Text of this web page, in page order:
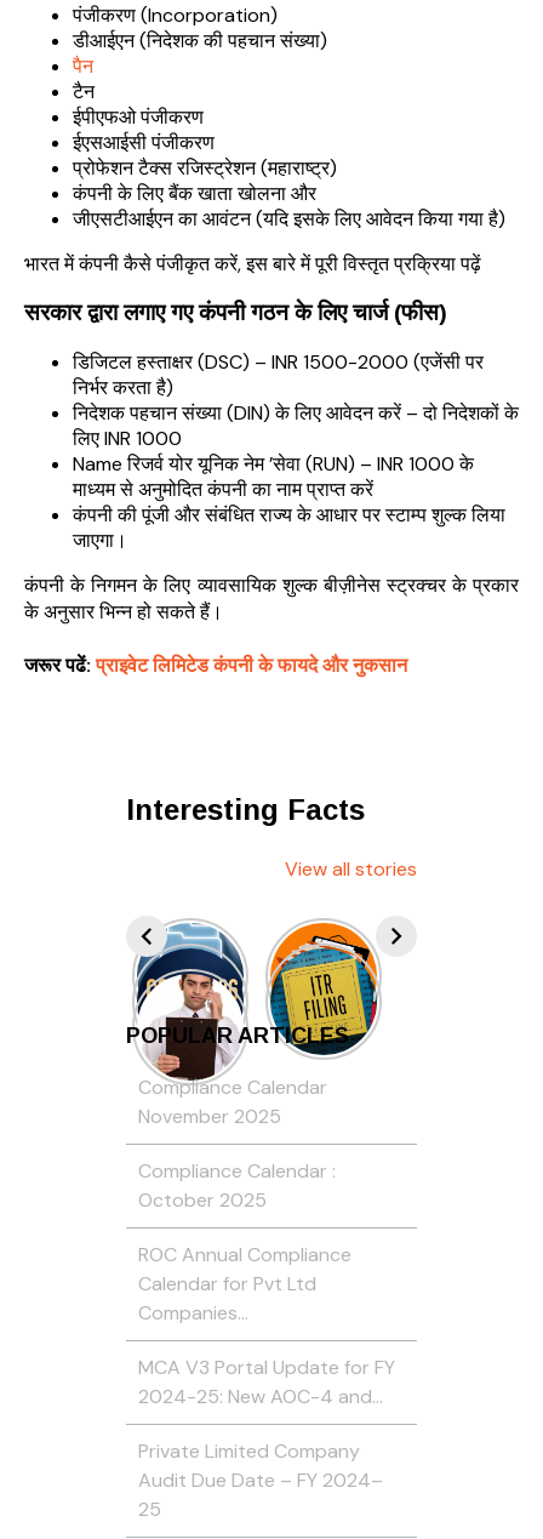
पंजीकरण (Incorporation)
डीआईएन (निदेशक की पहचान संख्या)
पैन
टैन
ईपीएफओ पंजीकरण
ईएसआईसी पंजीकरण
प्रोफेशन टैक्स रजिस्ट्रेशन (महाराष्ट्र)
कंपनी के लिए बैंक खाता खोलना और
जीएसटीआईएन का आवंटन (यदि इसके लिए आवेदन किया गया है)
भारत में कंपनी कैसे पंजीकृत करें, इस बारे में पूरी विस्तृत प्रक्रिया पढ़ें
सरकार द्वारा लगाए गए कंपनी गठन के लिए चार्ज (फीस)
डिजिटल हस्ताक्षर (DSC) – INR 1500-2000 (एजेंसी पर
निर्भर करता है)
निदेशक पहचान संख्या (DIN) के लिए आवेदन करें – दो निदेशकों के
लिए INR 1000
Name रिजर्व योर यूनिक नेम ’सेवा (RUN) – INR 1000 के
माध्यम से अनुमोदित कंपनी का नाम प्राप्त करें
कंपनी की पूंजी और संबंधित राज्य के आधार पर स्टाम्प शुल्क लिया
जाएगा।
कंपनी के निगमन के लिए व्यावसायिक शुल्क बीज़ीनेस स्ट्रक्चर के प्रकार
के अनुसार भिन्न हो सकते हैं।
जरूर पढें:प्राइवेट लिमिटेड कंपनी के फायदे और नुकसान
Interesting Facts
View all stories
POPULAR ARTICLES
Compliance Calendar
November 2025
Compliance Calendar :
October 2025
ROC Annual Compliance
Calendar for Pvt Ltd
Companies…
MCA V3 Portal Update for FY
2024-25: New AOC-4 and…
Private Limited Company
Audit Due Date – FY 2024–
25